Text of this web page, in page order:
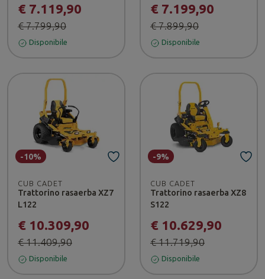
€ 7.119,90
€ 7.799,90
Disponibile
€ 7.199,90
€ 7.899,90
Disponibile
CUB CADET
Trattorino rasaerba XZ7
L122
€ 10.309,90
€ 11.409,90
-10%
Disponibile
CUB CADET
Trattorino rasaerba XZ8
S122
€ 10.629,90
€ 11.719,90
-9%
Disponibile